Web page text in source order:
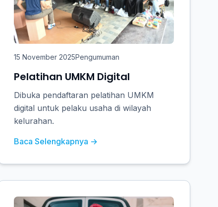
15 November 2025Pengumuman
Pelatihan UMKM Digital
Dibuka pendaftaran pelatihan UMKM
digital untuk pelaku usaha di wilayah
kelurahan.
Baca Selengkapnya →